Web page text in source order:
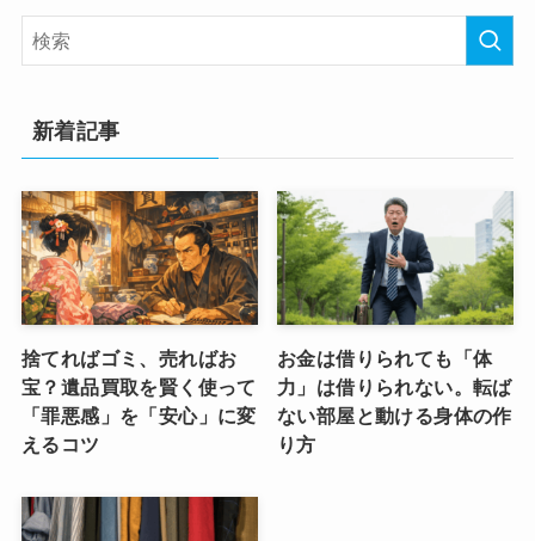
新着記事
捨てればゴミ、売ればお
宝？遺品買取を賢く使って
「罪悪感」を「安心」に変
えるコツ
お金は借りられても「体
力」は借りられない。転ば
ない部屋と動ける身体の作
り方